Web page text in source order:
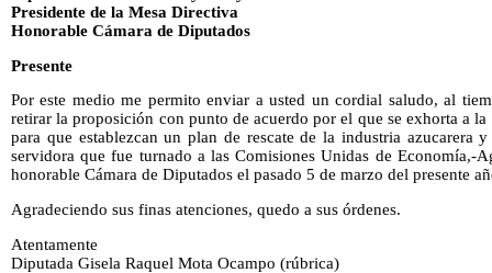
Presidente de la Mesa Directiva
Honorable Cámara de Diputados
Presente
Por este medio me permito enviar a usted un cordial saludo, al
retirar la proposición con punto de acuerdo por el que se exhorta a la
para que establezcan un plan de rescate de la industria azucarera
servidora que fue turnado a las Comisiones Unidas de Economía,-
honorable Cámara de Diputados el pasado 5 de marzo del presente
Agradeciendo sus finas atenciones, quedo a sus órdenes.
Atentamente
Diputada Gisela Raquel Mota Ocampo (rúbrica)